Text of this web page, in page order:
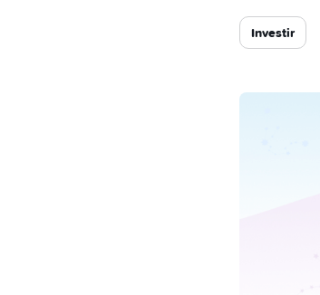
Investir